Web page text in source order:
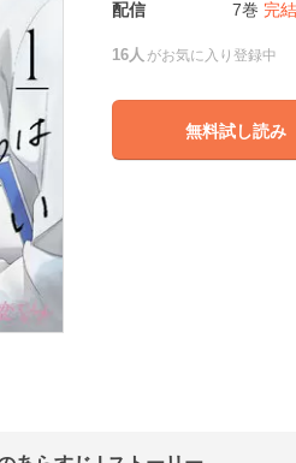
配信
7巻 完結
16人 がお気に入り登録中
無料試し読み